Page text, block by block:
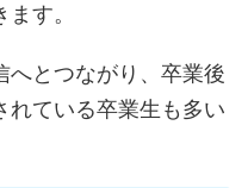
す。
へとつながり、卒業後
れている卒業生も多い